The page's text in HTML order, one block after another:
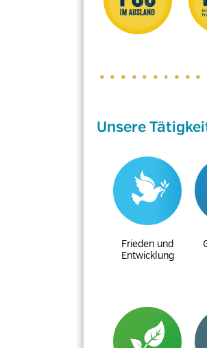
Unsere
Frieden und
Entwicklung